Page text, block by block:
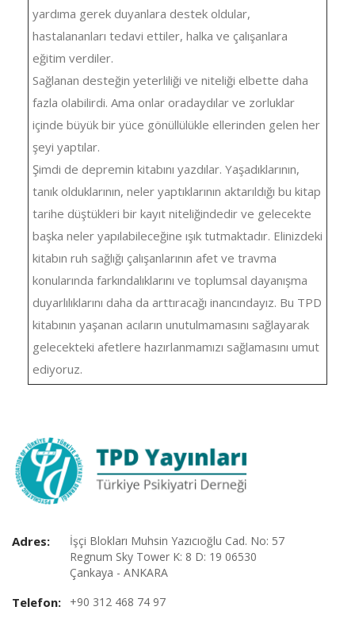
yardıma gerek duyanlara destek oldular,
hastalananları tedavi ettiler, halka ve çalışanlara
eğitim verdiler.
Sağlanan desteğin yeterliliği ve niteliği elbette daha
fazla olabilirdi. Ama onlar oradaydılar ve zorluklar
içinde büyük bir yüce gönüllülükle ellerinden gelen her
şeyi yaptılar.
Şimdi de depremin kitabını yazdılar. Yaşadıklarının,
tanık olduklarının, neler yaptıklarının aktarıldığı bu kitap
tarihe düştükleri bir kayıt niteliğindedir ve gelecekte
başka neler yapılabileceğine ışık tutmaktadır. Elinizdeki
kitabın ruh sağlığı çalışanlarının afet ve travma
konularında farkındalıklarını ve toplumsal dayanışma
duyarlılıklarını daha da arttıracağı inancındayız. Bu TPD
kitabının yaşanan acıların unutulmamasını sağlayarak
gelecekteki afetlere hazırlanmamızı sağlamasını umut
ediyoruz.
Adres:
İşçi Blokları Muhsin Yazıcıoğlu Cad. No: 57
Regnum Sky Tower K: 8 D: 19 06530
Çankaya - ANKARA
Telefon: +90 312 468 74 97